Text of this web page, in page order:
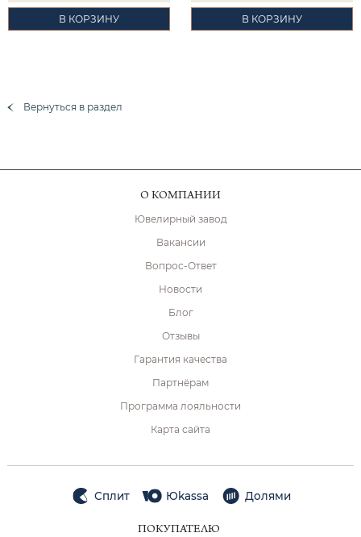
В КОРЗИНУ В КОРЗИНУ
Вернуться в раздел
О КОМПАНИИ
Ювелирный завод
Вакансии
Вопрос-Ответ
Новости
Блог
Отзывы
Гарантия качества
Партнёрам
Программа лояльности
Карта сайта
Сплит Юkassa Долями
ПОКУПАТЕЛЮ